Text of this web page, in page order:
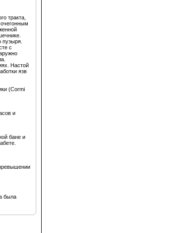
тракта,
пузыря.
с
Настой
язв
(Cormi
и
бане и
была